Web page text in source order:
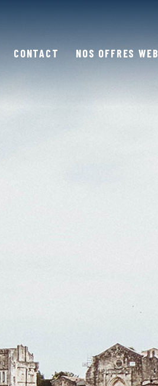
CONTACT NOS OFFRES WEB